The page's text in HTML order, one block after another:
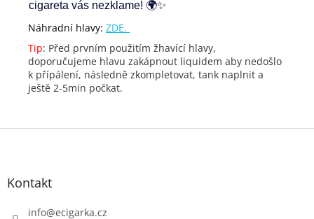
cigareta vás nezklame! 🌍✨
Náhradní hlavy: ZDE.
Tip: Před prvním použitím žhavící hlavy,
doporučujeme hlavu zakápnout liquidem aby nedošlo
k přípálení, následně zkompletovat, tank naplnit a
ještě 2-5min počkat.
Kontakt
info@ecigarka.cz